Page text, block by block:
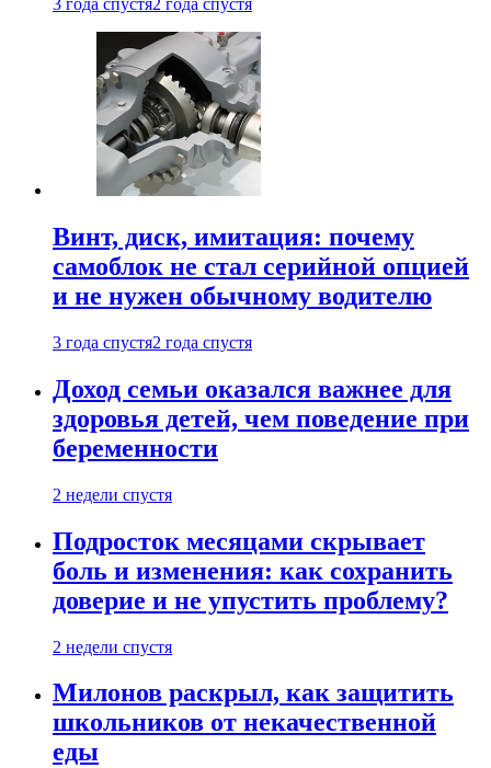
3 года спустя2 года спустя
Винт, диск, имитация: почему
самоблок не стал серийной опцией
и не нужен обычному водителю
3 года спустя2 года спустя
Доход семьи оказался важнее для
здоровья детей, чем поведение при
беременности
2 недели спустя
Подросток месяцами скрывает
боль и изменения: как сохранить
доверие и не упустить проблему?
2 недели спустя
Милонов раскрыл, как защитить
школьников от некачественной
еды